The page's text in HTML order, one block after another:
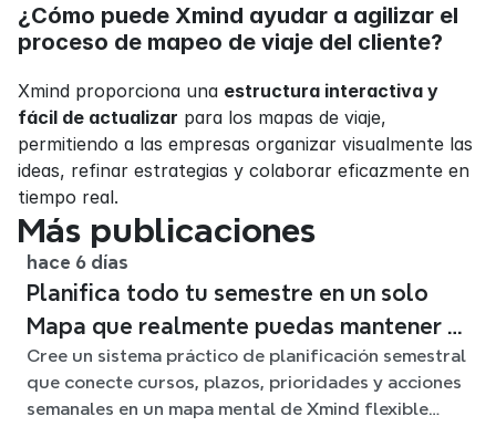
¿Cómo puede Xmind ayudar a agilizar el
proceso de mapeo de viaje del cliente?
Xmind proporciona una estructura interactiva y
fácil de actualizar para los mapas de viaje,
permitiendo a las empresas organizar visualmente las
ideas, refinar estrategias y colaborar eficazmente en
tiempo real.
Más publicaciones
hace 6 días
Planifica todo tu semestre en un solo
Mapa que realmente puedas mantener al
día
Cree un sistema práctico de planificación semestral
que conecte cursos, plazos, prioridades y acciones
semanales en un mapa mental de Xmind flexible